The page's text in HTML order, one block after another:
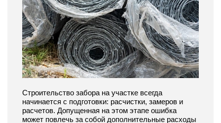
Строительство забора на участке всегда
начинается с подготовки: расчистки, замеров и
расчетов. Допущенная на этом этапе ошибка
может повлечь за собой дополнительные расходы